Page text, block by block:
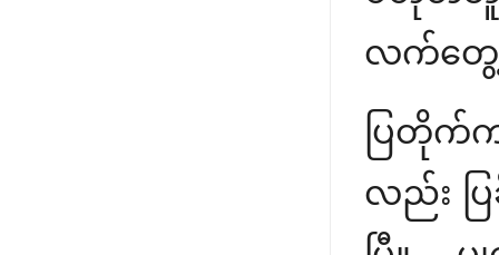
လက်တွေ့
ပြတိုက်က
လည်း ပ